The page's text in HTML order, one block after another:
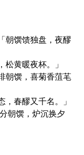
松黄暖夜杯。」
朝馔，喜菊香菹芼
，春醪又千名。」
朝馔，炉沉换夕